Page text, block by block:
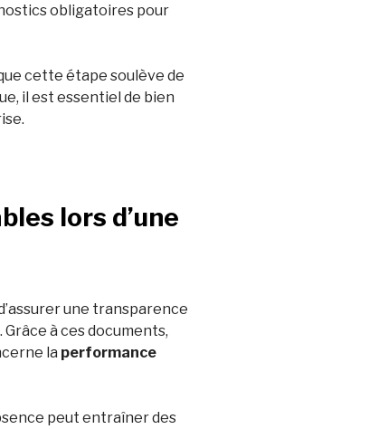
obligatoires pour
cette étape soulève de
il est essentiel de bien
lors d’une
une transparence
à ces documents,
la performance
peut entraîner des